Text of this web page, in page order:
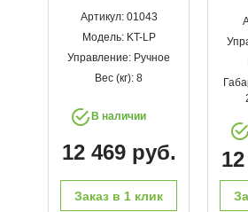
Артикул: 01043
Модель: KT-LP
Управление: Ручное
Вес (кг): 8
В наличии
12 469 руб.
Заказ в 1 клик